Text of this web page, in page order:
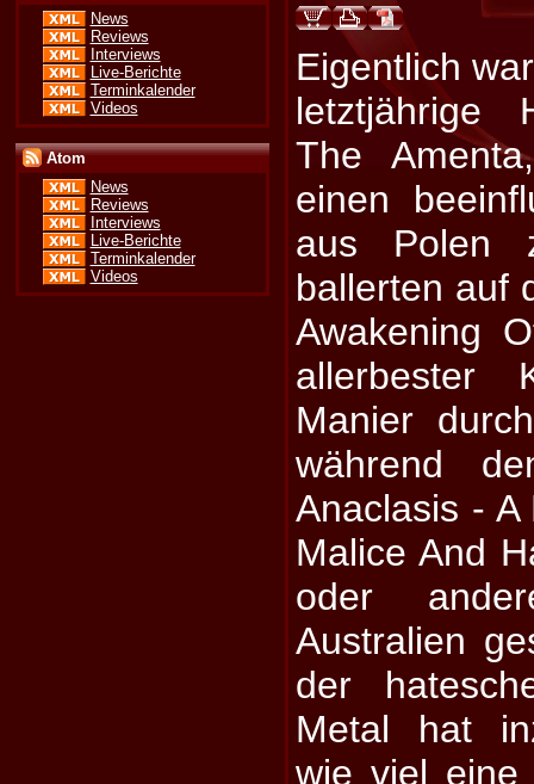
News
Reviews
Interviews
Live-Berichte
Terminkalender
Videos
Atom
News
Reviews
Interviews
Live-Berichte
Terminkalender
Videos
Eigentlich
letztjährige
The
einen
aus Polen
ballerten auf
Awakening
allerbester
Manier
während
Anaclasis -
Malice And
oder
Australien
der
Metal hat
wie viel eine